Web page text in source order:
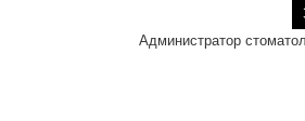
Администратор